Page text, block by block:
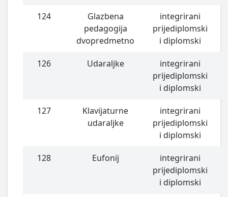
124
Glazbena
pedagogija
dvopredmetno
integrirani
prijediplomski
i diplomski
126 Udaraljke
integrirani
prijediplomski
i diplomski
127
Klavijaturne
udaraljke
integrirani
prijediplomski
i diplomski
128 Eufonij
integrirani
prijediplomski
i diplomski